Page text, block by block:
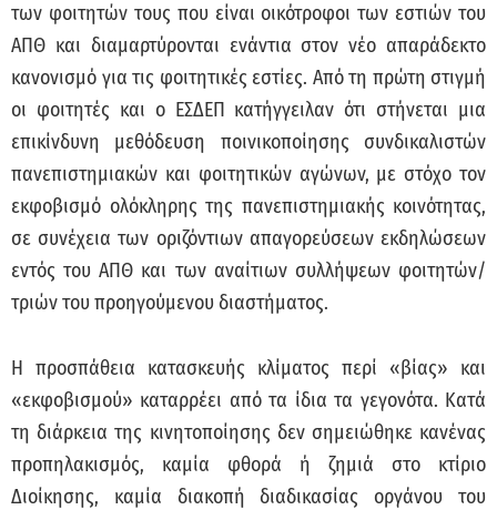
των φοιτητών τους που είναι οικότροφοι των εστιών του
ΑΠΘ και διαμαρτύρονται ενάντια στον νέο απαράδεκτο
κανονισμό για τις φοιτητικές εστίες. Από τη πρώτη στιγμή
οι φοιτητές και ο ΕΣΔΕΠ κατήγγειλαν ότι στήνεται μια
επικίνδυνη μεθόδευση ποινικοποίησης συνδικαλιστών
πανεπιστημιακών και φοιτητικών αγώνων, με στόχο τον
εκφοβισμό ολόκληρης της πανεπιστημιακής κοινότητας,
σε συνέχεια των οριζόντιων απαγορεύσεων εκδηλώσεων
εντός του ΑΠΘ και των αναίτιων συλλήψεων φοιτητών/
τριών του προηγούμενου διαστήματος.
Η προσπάθεια κατασκευής κλίματος περί «βίας» και
«εκφοβισμού» καταρρέει από τα ίδια τα γεγονότα. Κατά
τη διάρκεια της κινητοποίησης δεν σημειώθηκε κανένας
προπηλακισμός, καμία φθορά ή ζημιά στο κτίριο
Διοίκησης, καμία διακοπή διαδικασίας οργάνου του